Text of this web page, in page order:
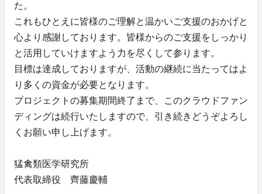
た。
これもひとえに皆様のご理解と温かいご支援のおかげと
心より感謝しております。皆様からのご支援をしっかり
と活用していけますよう力を尽くして参ります。
目標は達成しておりますが、活動の継続に当たってはよ
り多くの資金が必要となります。
プロジェクトの募集期間終了まで、このクラウドファン
ディングは続行いたしますので、引き続きどうぞよろし
くお願い申し上げます。
猛禽類医学研究所
代表取締役 齊藤慶輔